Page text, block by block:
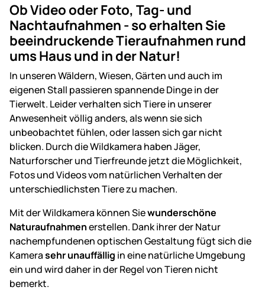
Ob Video oder Foto, Tag- und
Nachtaufnahmen - so erhalten Sie
beeindruckende Tieraufnahmen rund
ums Haus und in der Natur!
In unseren Wäldern, Wiesen, Gärten und auch im
eigenen Stall passieren spannende Dinge in der
Tierwelt. Leider verhalten sich Tiere in unserer
Anwesenheit völlig anders, als wenn sie sich
unbeobachtet fühlen, oder lassen sich gar nicht
blicken. Durch die Wildkamera haben Jäger,
Naturforscher und Tierfreunde jetzt die Möglichkeit,
Fotos und Videos vom natürlichen Verhalten der
unterschiedlichsten Tiere zu machen.
Mit der Wildkamera können Siewunderschöne
Naturaufnahmenerstellen. Dank ihrer der Natur
nachempfundenen optischen Gestaltung fügt sich die
Kamerasehr unauffällig in eine natürliche Umgebung
ein und wird daher in der Regel von Tieren nicht
bemerkt.